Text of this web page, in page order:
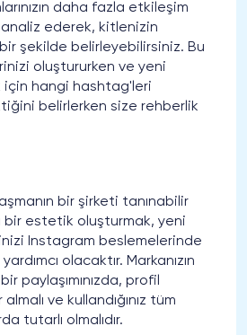
daha fazla etkileşim
analiz ederek, kitlenizin
şekilde belirleyebilirsiniz. Bu
oluştururken ve yeni
hangi hashtag'leri
belirlerken size rehberlik
bir şirketi tanınabilir
bir estetik oluşturmak, yeni
Instagram beslemelerinde
yardımcı olacaktır. Markanızın
paylaşımınızda, profil
ve kullandığınız tüm
tutarlı olmalıdır.